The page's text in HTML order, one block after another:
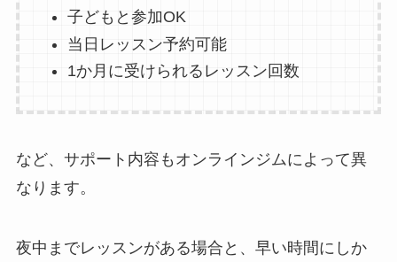
子どもと参加OK
当日レッスン予約可能
1か月に受けられるレッスン回数
など、サポート内容もオンラインジムによって異
なります。
夜中までレッスンがある場合と、早い時間にしか